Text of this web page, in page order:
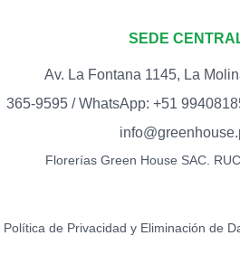
SEDE
Av. La Fontana 1145, La
365-9595 / WhatsApp: +51
Florerías Green House SAC.
Política de Privacidad y Eliminación de